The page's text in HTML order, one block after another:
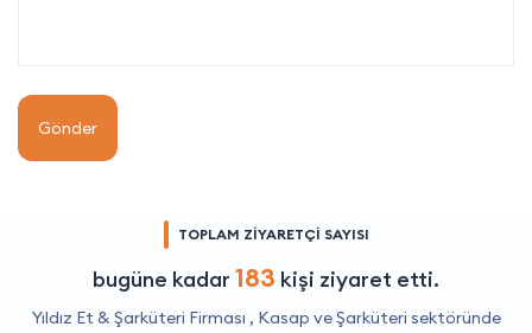
Gönder
TOPLAM ZİYARETÇİ SAYISI
bugüne kadar 183 kişi ziyaret etti.
Yıldız Et & Şarküteri Firması , Kasap ve Şarküteri sektöründe